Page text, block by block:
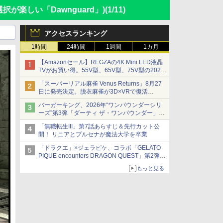
択が楽しい「Dawnguard」)(1/11)
アクセスランキング
1時間 24時間 1週間 1カ月
【Amazonセール】REGZAの4K Mini LED液晶
TVがお買い得。55V型、65V型、75V型の2026
年モデルがラインナップ
「スーパーリアル麻雀 Venus Returns」8月27
日に発売決定。脱衣麻雀が3D×VRで復活
発売から2週間は20%オフになるセールが実施
バーガーキング、2026年“ワンパウンダーシリ
ーズ”第3弾「ダーティ ザ・ワンパウンダー」を
8月7日発売
「特製ガーリックマヨソース」を使用した超大
型チーズバーガー
「無職転生III」第7話あらすじ＆先行カット公
開！ リニアとプルセナが魔法大学を卒業
「ドラクエ」×ジェラピケ、コラボ「GELATO
PIQUE encounters DRAGON QUEST」第2弾が
アイスカップに入ったスライムやわたぼう、ベ
もっと見る